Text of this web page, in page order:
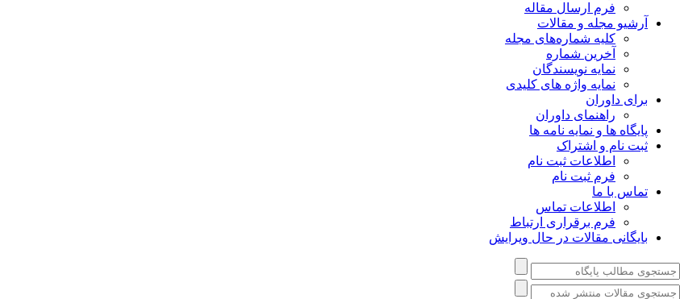
فرم ارسال مقاله
آرشیو مجله و مقالات
کلیه شماره‌های مجله
آخرین شماره
نمایه نویسندگان
نمایه واژه های کلیدی
برای داوران
راهنمای داوران
پایگاه ها و نمایه نامه ها
ثبت نام و اشتراک
اطلاعات ثبت نام
فرم ثبت نام
تماس با ما
اطلاعات تماس
فرم برقراری ارتباط
بایگانی مقالات در حال ویرایش